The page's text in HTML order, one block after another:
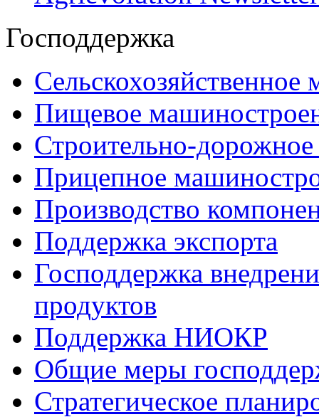
Господдержка
Пищевое
Строительно-
Прицепное
Производство
Поддержка экспорта
Господдержка
продуктов
Поддержка НИОКР
Общие меры
Стратегическое